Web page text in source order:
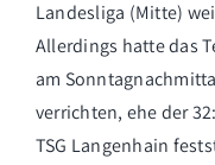
Landesliga (Mitte)
Allerdings hatte das
am
verrichten, ehe der
TSG Langenhain